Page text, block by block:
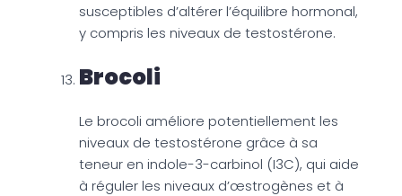
susceptibles d’altérer l’équilibre hormonal,
y compris les niveaux de testostérone.
Brocoli
Le brocoli améliore potentiellement les
niveaux de testostérone grâce à sa
teneur en indole-3-carbinol (I3C), qui aide
à réguler les niveaux d’œstrogènes et à